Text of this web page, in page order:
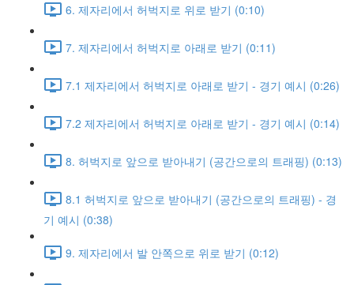
6. 제자리에서 허벅지로 위로 받기 (0:10)
7. 제자리에서 허벅지로 아래로 받기 (0:11)
7.1 제자리에서 허벅지로 아래로 받기 - 경기 예시 (0:26)
7.2 제자리에서 허벅지로 아래로 받기 - 경기 예시 (0:14)
8. 허벅지로 앞으로 받아내기 (공간으로의 트래핑) (0:13)
8.1 허벅지로 앞으로 받아내기 (공간으로의 트래핑) - 경
기 예시 (0:38)
9. 제자리에서 발 안쪽으로 위로 받기 (0:12)